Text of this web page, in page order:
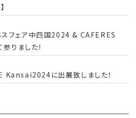
スフェア中四国2024 & CAFERES
りました！
Kansai2024に出展致しました！